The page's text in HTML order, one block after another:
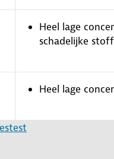
Heel lage
schadelijke
Heel lage